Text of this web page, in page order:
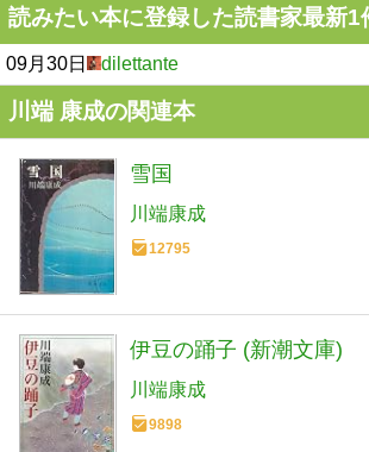
読みたい本に登録した読書家最新1
09月30日 dilettante
川端 康成の関連本
雪国
川端康成
12795
伊豆の踊子 (新潮文庫)
川端康成
9898